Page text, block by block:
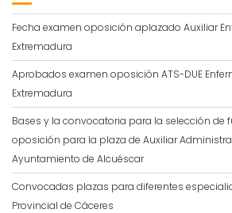
Fecha examen oposición aplazado Auxiliar
Extremadura
Aprobados examen oposición ATS-DUE
Extremadura
Bases y la convocatoria para la selección de
oposición para la plaza de Auxiliar
Ayuntamiento de Alcuéscar
Convocadas plazas para diferentes
Provincial de Cáceres